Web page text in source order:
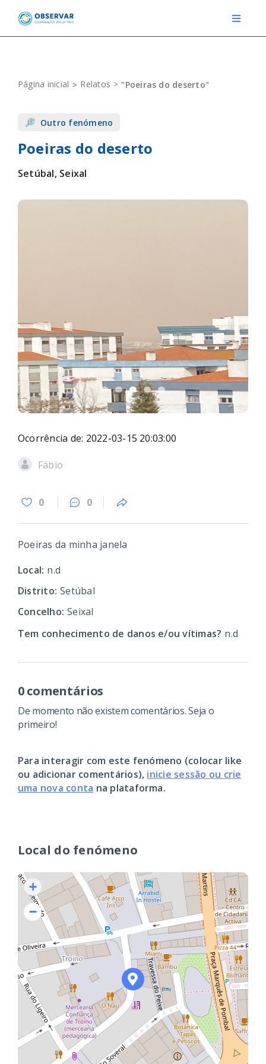
content
Toggle
EVENTOS
DEFINIÇÕES
F.A.Q.
Página inicial Relatos "Poeiras do deserto"
Local do fenómeno
+
−
Outro fenómeno
Poeiras do deserto
Setúbal, Seixal
Ocorrência de: 2022-03-15 20:03:00
Fábio
0 0
Poeiras da minha janela
Local: n.d
Distrito: Setúbal
Concelho: Seixal
Tem conhecimento de danos e/ou vítimas? n.d
0 comentários
De momento não existem comentários. Seja o
primeiro!
Para interagir com este fenómeno (colocar like
ou adicionar comentários), inicie sessão ou crie
uma nova conta na plataforma.